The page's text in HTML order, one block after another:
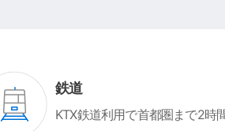
鉄道
KTX鉄道利用で首都圏まで2時